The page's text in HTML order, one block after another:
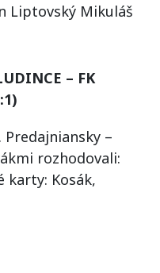
Liptovský Mikuláš
– FK
Predajniansky –
rozhodovali:
karty: Kosák,